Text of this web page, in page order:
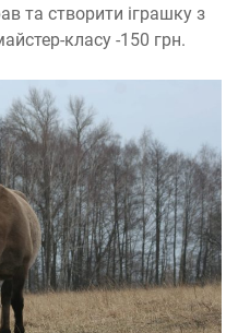
та створити іграшку з
класу -150 грн.